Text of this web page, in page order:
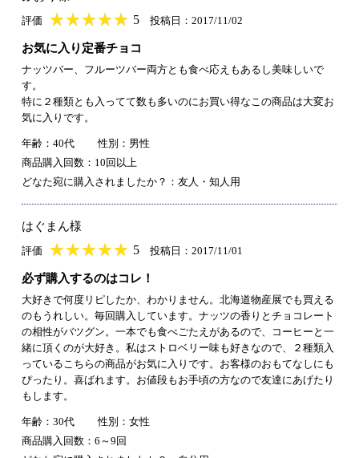
評価 ★★★★★
★★★★★ 5 投稿日：2017/11/02
お気に入り定番チョコ
ナッツバー、フルーツバー両方とも食べ応えもあるし美味しいで
す。
特に２種類とも入ってて数も多いのにお買い得なこの商品は大変お
気に入りです。
年齢：40代
性別：男性
商品購入回数：10回以上
どなた宛に購入されましたか？：友人・知人用
はぐまん様
評価 ★★★★★
★★★★★ 5 投稿日：2017/11/01
必ず購入するのはコレ！
大好きで何度リピしたか、わかりません。北海道物産展でも買える
のもうれしい。毎回購入しています。ナッツの香りとチョコレート
の相性がバツグン。一本でも食べごたえがあるので、コーヒーと一
緒に頂くのが大好き。私はストロベリー味も好きなので、２種類入
っているこちらの商品がお気に入りです。お客様のおもてなしにも
ぴったり。喜ばれます。お値段もお手頃の方なので友達にあげたり
もします。
年齢：30代
性別：女性
商品購入回数：6～9回